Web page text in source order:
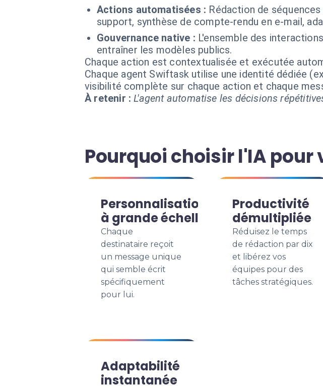
Actions automatisées : Rédaction de
support, synthèse de compte-rendu en e-mail,
Gouvernance native : L'ensemble des
entraîner les modèles publics.
Chaque action est contextualisée et exécutée
Chaque agent Swiftask utilise une identité dédiée
visibilité complète sur chaque action et chaque
À retenir : L'agent automatise les décisions
Pourquoi choisir l'IA
Personnalisation
à grande échelle
Chaque
destinataire reçoit
un message unique
qui semble écrit
spécifiquement
pour lui.
Productivité
démultipliée
Réduisez le temps
de rédaction par dix
et libérez vos
équipes pour des
tâches stratégiques.
Adaptabilité
instantanée